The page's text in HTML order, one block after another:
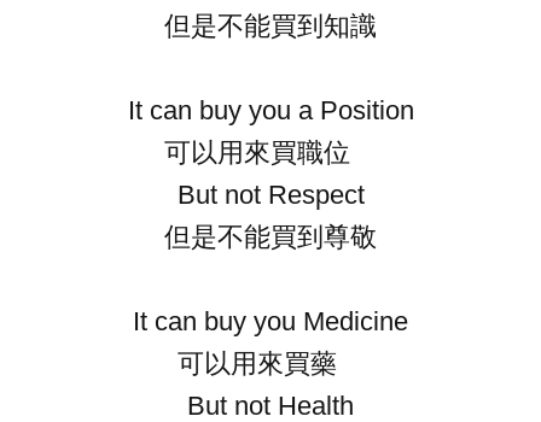
但是不能買到知識
It can buy you a Position
可以用來買職位
But not Respect
但是不能買到尊敬
It can buy you Medicine
可以用來買藥
But not Health